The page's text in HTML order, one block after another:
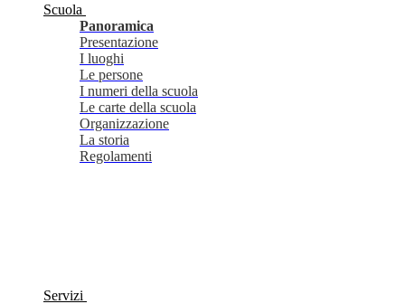
Scuola
Panoramica
Presentazione
I luoghi
Le persone
I numeri della scuola
Le carte della scuola
Organizzazione
La storia
Regolamenti
Servizi